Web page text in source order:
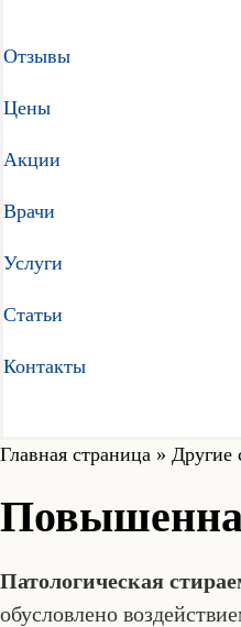
Отзывы
Цены
Акции
Врачи
Услуги
Статьи
Контакты
Главная страница » Другие
Патологическая
обусловлено